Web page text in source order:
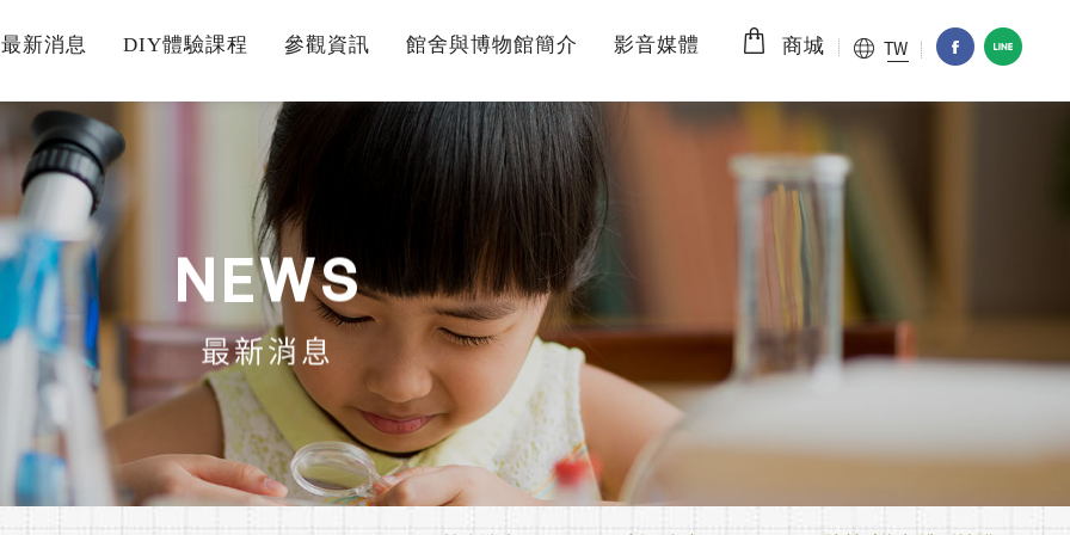
最新消息 DIY體驗課程 參觀資訊 館舍與博物館簡介 影音媒體 商城 TW
NEWS
最新消息